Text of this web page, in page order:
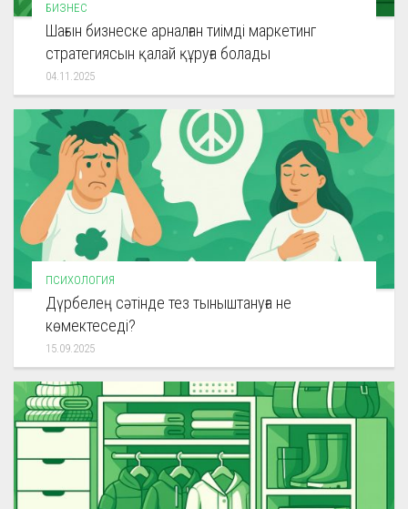
БИЗНЕС
Шағын бизнеске арналған тиімді маркетинг
стратегиясын қалай құруға болады
04.11.2025
ПСИХОЛОГИЯ
Дүрбелең сәтінде тез тыныштануға не
көмектеседі?
15.09.2025